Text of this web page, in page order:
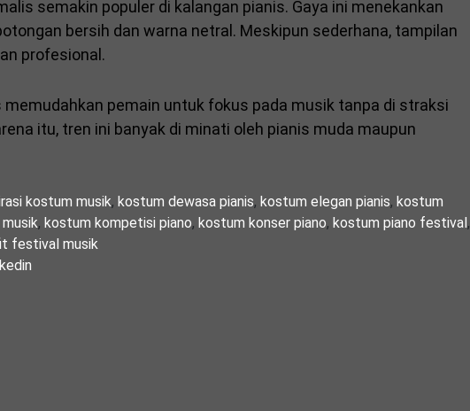
semakin populer di kalangan pianis. Gaya ini menekankan
bersih dan warna netral. Meskipun sederhana, tampilan
profesional.
memudahkan pemain untuk fokus pada musik tanpa di straksi
itu, tren ini banyak di minati oleh pianis muda maupun
kostum musik, kostum dewasa pianis, kostum elegan pianis, kostum
, kostum kompetisi piano, kostum konser piano, kostum piano festival,
festival musik